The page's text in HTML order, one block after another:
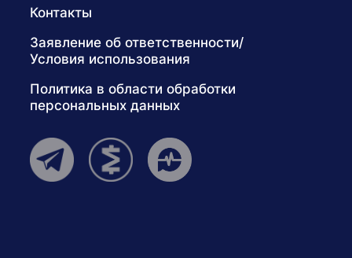
Контакты
Заявление об ответственности/
Условия использования
Политика в области обработки
персональных данных